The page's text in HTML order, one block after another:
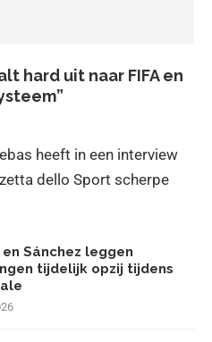
hard uit naar FIFA en
heeft in een interview
dello Sport scherpe
Sánchez leggen
tijdelijk opzij tijdens